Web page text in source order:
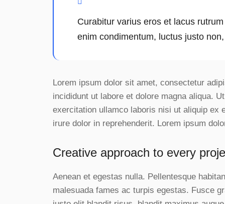
Curabitur varius eros et lacus
enim condimentum, luctus justo
Lorem ipsum dolor sit amet, consectetur
incididunt ut labore et dolore magna aliqua.
exercitation ullamco laboris nisi ut aliquip ex
irure dolor in reprehenderit. Lorem ipsum
Creative approach to every
Aenean et egestas nulla. Pellentesque
malesuada fames ac turpis egestas. Fusce